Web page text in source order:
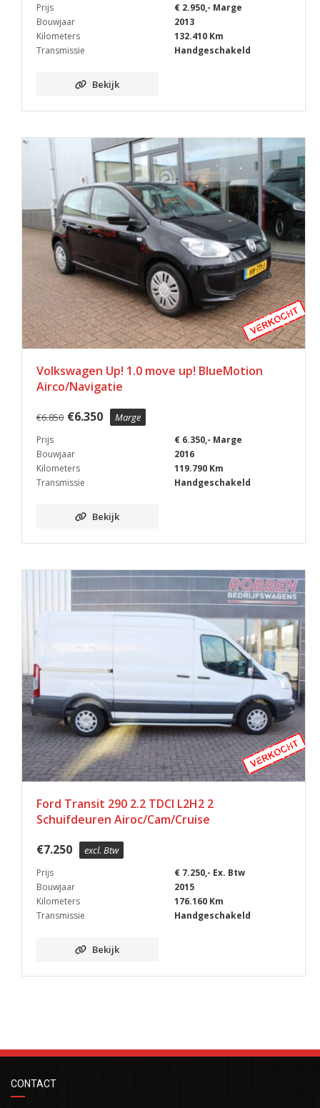
Prijs
€ 2.950,- Marge
Bouwjaar
2013
Kilometers
132.410 Km
Transmissie
Handgeschakeld
Bekijk
Volkswagen Up! 1.0 move up! BlueMotion
Airco/Navigatie
€6.850 €6.350 Marge
Prijs
€ 6.350,- Marge
Bouwjaar
2016
Kilometers
119.790 Km
Transmissie
Handgeschakeld
Bekijk
Ford Transit 290 2.2 TDCI L2H2 2
Schuifdeuren Airoc/Cam/Cruise
€7.250 excl. Btw
Prijs
€ 7.250,- Ex. Btw
Bouwjaar
2015
Kilometers
176.160 Km
Transmissie
Handgeschakeld
Bekijk
CONTACT